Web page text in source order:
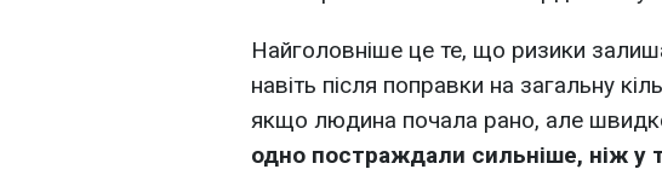
Найголовніше це те, що ризики
навіть після поправки на загальну
якщо людина почала рано, але
одно постраждали сильніше, ніж у